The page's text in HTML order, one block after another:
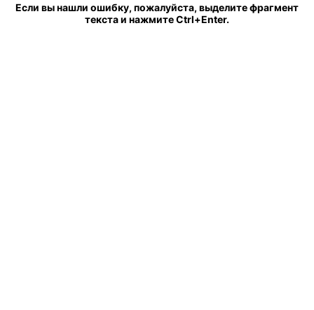
Если вы нашли ошибку, пожалуйста, выделите фрагмент
текста и нажмите Ctrl+Enter.